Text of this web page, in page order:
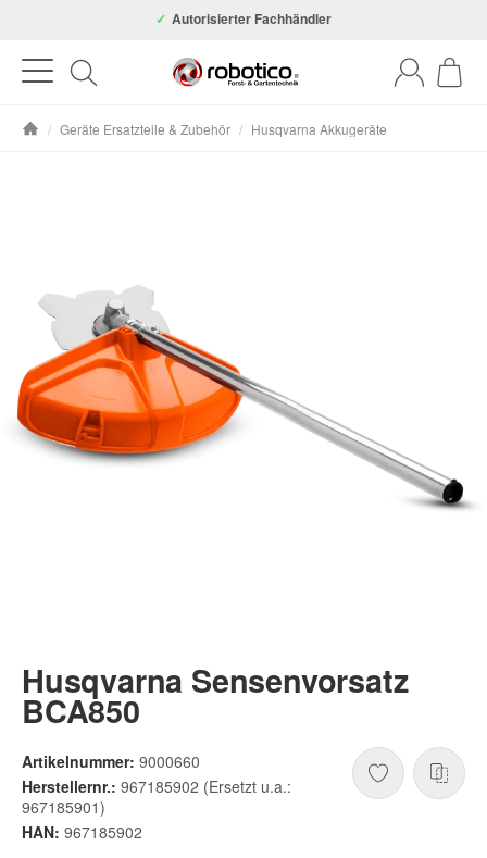
Autorisierter Fachhändler
/ Geräte Ersatzteile & Zubehör / Husqvarna Akkugeräte
Husqvarna Sensenvorsatz
BCA850
Artikelnummer: 9000660
Herstellernr.: 967185902 (Ersetzt u.a.:
967185901)
HAN: 967185902